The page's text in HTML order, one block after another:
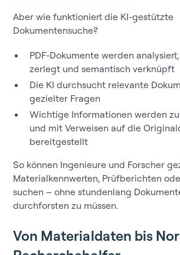
Aber wie funktioniert die KI-gestützte
Dokumentensuche?
PDF-Dokumente werden
zerlegt und semantisch verknüpft
Die KI durchsucht relevante
gezielter Fragen
Wichtige Informationen werden
und mit Verweisen auf die
bereitgestellt
So können Ingenieure und Forscher
Materialkennwerten, Prüfberichten
suchen – ohne stundenlang
durchforsten zu müssen.
Von Materialdaten bis